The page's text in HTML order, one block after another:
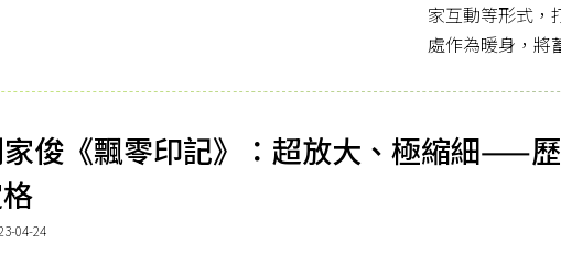
家互動等形式，
處作為暖身，將
家俊《飄零印記》：超放大、極縮細——
04-24